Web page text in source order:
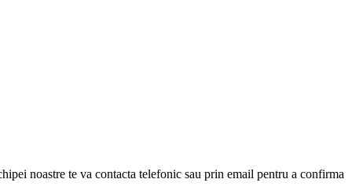
noastre te va contacta telefonic sau prin email pentru a confirma